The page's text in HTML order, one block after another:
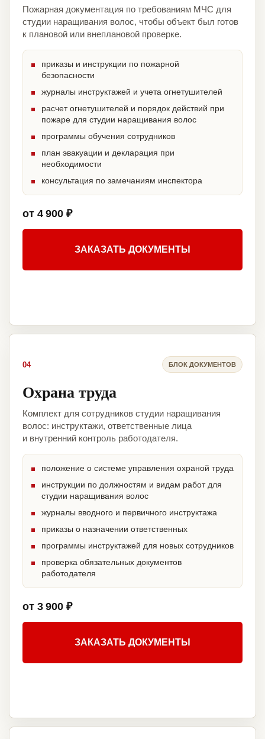
Пожарная документация по требованиям МЧС для
студии наращивания волос, чтобы объект был готов
к плановой или внеплановой проверке.
приказы и инструкции по пожарной
безопасности
журналы инструктажей и учета огнетушителей
расчет огнетушителей и порядок действий при
пожаре для студии наращивания волос
программы обучения сотрудников
план эвакуации и декларация при
необходимости
консультация по замечаниям инспектора
от 4 900 ₽
ЗАКАЗАТЬ ДОКУМЕНТЫ
04 БЛОК ДОКУМЕНТОВ
Охрана труда
Комплект для сотрудников студии наращивания
волос: инструктажи, ответственные лица
и внутренний контроль работодателя.
положение о системе управления охраной труда
инструкции по должностям и видам работ для
студии наращивания волос
журналы вводного и первичного инструктажа
приказы о назначении ответственных
программы инструктажей для новых сотрудников
проверка обязательных документов
работодателя
от 3 900 ₽
ЗАКАЗАТЬ ДОКУМЕНТЫ